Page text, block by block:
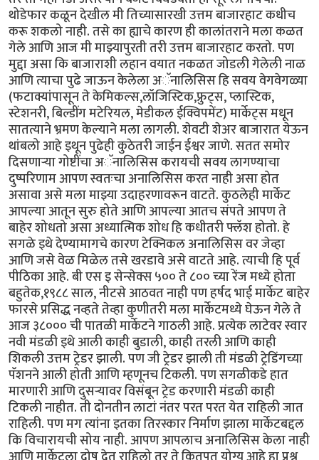
थोडेफार कळून देखील मी तिच्यासारखी उत्तम बाजारहाट कधीच
करू शकलो नाही. तसे का ह्याचे कारण ही कालांतराने मला कळत
गेले आणि आज मी माझ्यापुरती तरी उत्तम बाजारहाट करतो. पण
मुद्दा असा कि बाजाराशी लहान वयात नकळत जोडली गेलेली नाळ
आणि त्याचा पुढे जाऊन केलेला अॅनालिसिस हि सवय वेगवेगळ्या
(फटाक्यांपासून ते केमिकल्स,लॉजिस्टिक,फ्रुट्स, प्लास्टिक,
स्टेशनरी, बिल्डींग मटेरियल, मेडीकल ईक्विपमेंट) मार्केट्स मधून
सातत्याने भ्रमण केल्याने मला लागली. शेवटी शेअर बाजारात येऊन
थांबलो आहे इथून पुढेही कुठेतरी जाईन ईश्वर जाणे. सतत समोर
दिसणाऱ्या गोष्टींचा अॅनालिसिस करायची सवय लागण्याचा
दुष्परिणाम आपण स्वतःचा अनालिसिस करत नाही असा होत
असावा असे मला माझ्या उदाहरणावरून वाटते. कुठलेही मार्केट
आपल्या आतून सुरु होते आणि आपल्या आतच संपते आपण ते
बाहेर शोधतो असा अध्यात्मिक शोध हि कधीतरी फ्लॅश होतो. हे
सगळे इथे देण्यामागचे कारण टेक्निकल अनालिसिस वर जेव्हा
आणि जसे वेळ मिळेल तसे खरडावे असे वाटते आहे. त्याची हि पूर्व
पीठिका आहे. बी एस इ सेन्सेक्स ५०० ते ८०० च्या रेंज मध्ये होता
बहुतेक,१९८८ साल, नीटसे आठवत नाही पण हर्षद भाई मार्केट बाहेर
फारसे प्रसिद्ध नव्हते तेव्हा कुणीतरी मला मार्केटमध्ये घेऊन गेले ते
आज ३८००० ची पातळी मार्केटने गाठली आहे. प्रत्येक लाटेवर स्वार
नवी मंडळी इथे आली काही बुडाली, काही तरली आणि काही
शिकली उत्तम ट्रेडर झाली. पण जी ट्रेडर झाली ती मंडळी ट्रेडिंगच्या
पॅशनने आली होती आणि म्हणूनच टिकली. पण सगळीकडे हात
मारणारी आणि दुसऱ्यावर विसंबून ट्रेड करणारी मंडळी काही
टिकली नाहीत. ती दोनतीन लाटां नंतर परत परत येत राहिली जात
राहिली. पण मग त्यांना इतका तिरस्कार निर्माण झाला मार्केटबद्दल
कि विचारायची सोय नाही. आपण आपलाच अनालिसिस केला नाही